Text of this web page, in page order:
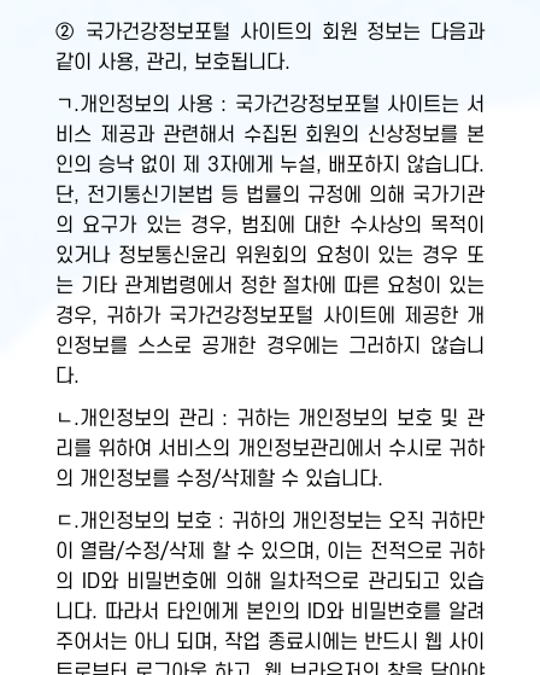
② 국가건강정보포털 사이트의 회원 정보는 다음과
같이 사용, 관리, 보호됩니다.
ㄱ.개인정보의 사용 : 국가건강정보포털 사이트는 서
비스 제공과 관련해서 수집된 회원의 신상정보를 본
인의 승낙 없이 제 3자에게 누설, 배포하지 않습니다.
단, 전기통신기본법 등 법률의 규정에 의해 국가기관
의 요구가 있는 경우, 범죄에 대한 수사상의 목적이
있거나 정보통신윤리 위원회의 요청이 있는 경우 또
는 기타 관계법령에서 정한 절차에 따른 요청이 있는
경우, 귀하가 국가건강정보포털 사이트에 제공한 개
인정보를 스스로 공개한 경우에는 그러하지 않습니
다.
ㄴ.개인정보의 관리 : 귀하는 개인정보의 보호 및 관
리를 위하여 서비스의 개인정보관리에서 수시로 귀하
의 개인정보를 수정/삭제할 수 있습니다.
ㄷ.개인정보의 보호 : 귀하의 개인정보는 오직 귀하만
이 열람/수정/삭제 할 수 있으며, 이는 전적으로 귀하
의 ID와 비밀번호에 의해 일차적으로 관리되고 있습
니다. 따라서 타인에게 본인의 ID와 비밀번호를 알려
주어서는 아니 되며, 작업 종료시에는 반드시 웹 사이